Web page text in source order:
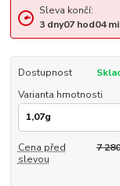
Sleva končí:
3 dny07hod04
Dostupnost
Varianta hmotnosti
Cena před
slevou
7